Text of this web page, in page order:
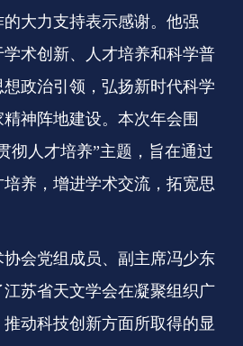
大力支持表示感谢。他强
术创新、人才培养和科学普
政治引领，弘扬新时代科学
神阵地建设。本次年会围
彻人才培养”主题，旨在通过
养，增进学术交流，拓宽思
会党组成员、副主席冯少东
苏省天文学会在凝聚组织广
动科技创新方面所取得的显